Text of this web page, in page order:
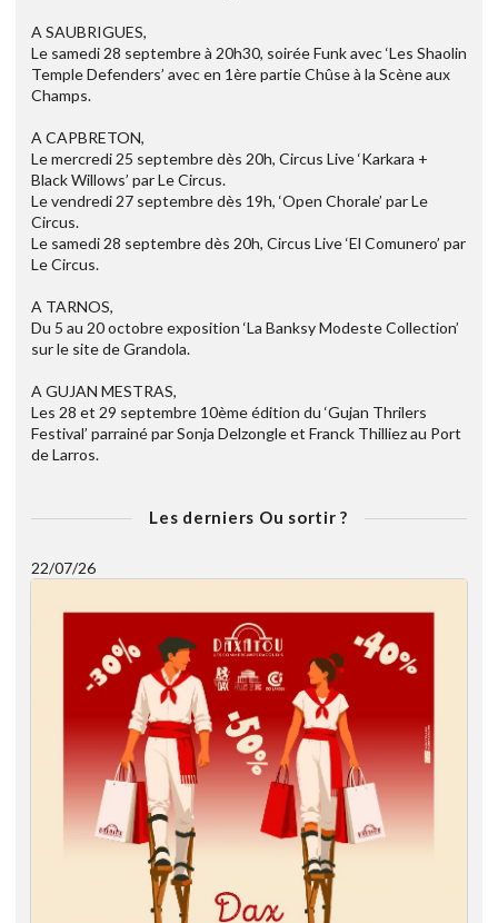
A SAUBRIGUES,
Le samedi 28 septembre à 20h30, soirée Funk avec ‘Les Shaolin
Temple Defenders’ avec en 1ère partie Chûse à la Scène aux
Champs.
A CAPBRETON,
Le mercredi 25 septembre dès 20h, Circus Live ‘Karkara +
Black Willows’ par Le Circus.
Le vendredi 27 septembre dès 19h, ‘Open Chorale’ par Le
Circus.
Le samedi 28 septembre dès 20h, Circus Live ‘El Comunero’ par
Le Circus.
A TARNOS,
Du 5 au 20 octobre exposition ‘La Banksy Modeste Collection’
sur le site de Grandola.
A GUJAN MESTRAS,
Les 28 et 29 septembre 10ème édition du ‘Gujan Thrilers
Festival’ parrainé par Sonja Delzongle et Franck Thilliez au Port
de Larros.
Les derniers Ou sortir ?
22/07/26